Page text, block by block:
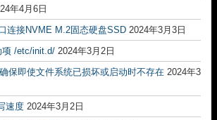
年4月6日
连接NVME M.2固态硬盘SSD 2024年3月3日
项 /etc/init.d/ 2024年3月2日
保即使文件系统已损坏或启动时不存在 2024年3
速度 2024年3月2日